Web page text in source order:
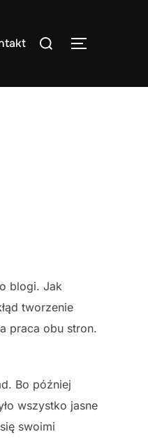
Search
TOGGLE
blogi. Jak
tworzenie
praca obu stron.
Bo później
wszystko jasne
swoimi